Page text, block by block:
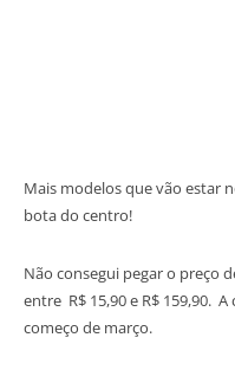
Mais modelos que vão estar
bota do centro!
Não consegui pegar o preço
entre R$ 15,90 e R$ 159,90.
começo de março.